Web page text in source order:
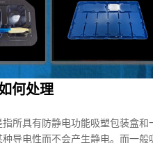
何处理
所具有防静电功能吸塑包装盒
导电性而不会产生静电。而一